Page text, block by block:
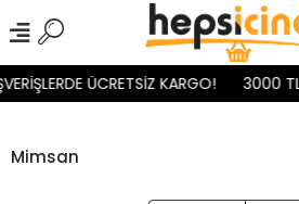
ÜCRETSİZ KARGO! 3000 TL
Mimsan